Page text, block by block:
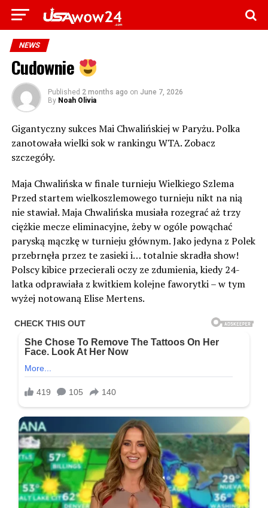
NEWS
Cudownie
Published 2 months ago on June 7, 2026
By Noah Olivia
Gigantyczny sukces Mai Chwalińskiej w Paryżu. Polka
zanotowała wielki sok w rankingu WTA. Zobacz
szczegóły.
Maja Chwalińska w finale turnieju Wielkiego Szlema
Przed startem wielkoszlemowego turnieju nikt na nią
nie stawiał. Maja Chwalińska musiała rozegrać aż trzy
ciężkie mecze eliminacyjne, żeby w ogóle powąchać
paryską mączkę w turnieju głównym. Jako jedyna z Polek
przebrnęła przez te zasieki i… totalnie skradła show!
Polscy kibice przecierali oczy ze zdumienia, kiedy 24-
latka odprawiała z kwitkiem kolejne faworytki – w tym
wyżej notowaną Elise Mertens.